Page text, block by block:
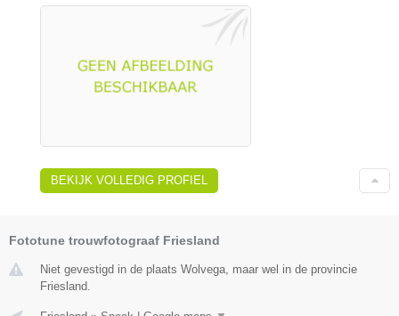
BEKIJK VOLLEDIG PROFIEL
Fototune trouwfotograaf Friesland
Niet gevestigd in de plaats Wolvega, maar wel in de provincie
Friesland.